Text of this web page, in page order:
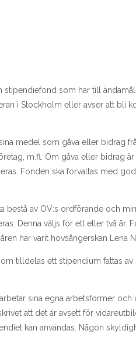
stipendiefond som har till
i Stockholm eller avser att bli
medel som gåva eller bidrag
m.fl. Om gåva eller bidrag
Fonden ska förvaltas med
bestå av OV:s ordförande och
Denna väljs för ett eller två år.
har varit hovsångerskan Lena
tilldelas ett stipendium fattas
sina egna arbetsformer
att det är avsett för
kan användas. Någon